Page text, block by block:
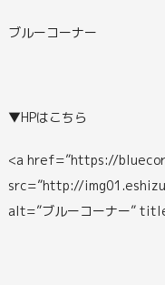
ブルーコーナー
▼HPはこちら
<a href=”https://
src=”http://
alt=”ブルーコーナー”